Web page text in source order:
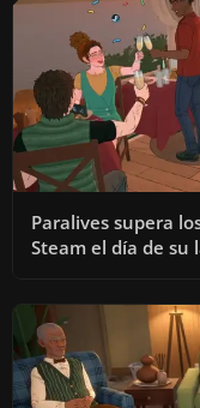
Paralives supera
Steam el día de su